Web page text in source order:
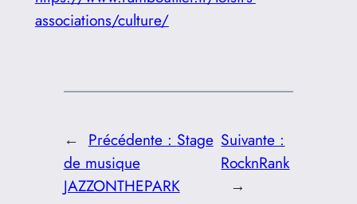
associations/culture/
← Précédente : Stage
de musique
JAZZONTHEPARK
Suivante :
RocknRank
→